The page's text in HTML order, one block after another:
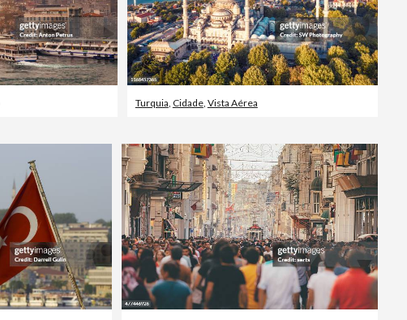
Turquia Cidade, Vista Aérea